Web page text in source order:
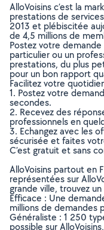
AlloVoisins c’est la
prestations de
2013 et plébiscitée
de 4,5 millions de
Postez votre
particulier ou un
prestations, du plus
pour un bon rapport
Facilitez votre
1. Postez votre
secondes.
2. Recevez des
professionnels en
3. Echangez avec les
sécurisée et faites
C’est gratuit et sans
AlloVoisins partout en
représentées sur
grande ville, trouvez
Efficace : Une
millions de demandes
Généraliste : 1 250
possible sur